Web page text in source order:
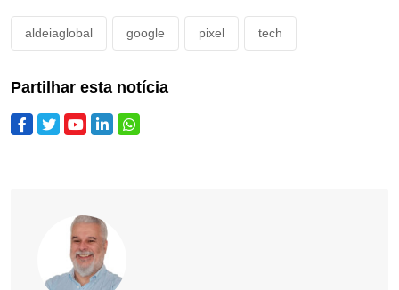
aldeiaglobal google pixel tech
Partilhar esta notícia